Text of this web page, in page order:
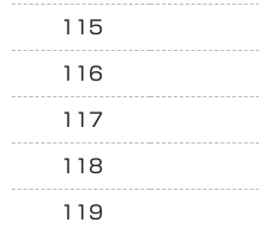
115
116
117
118
119